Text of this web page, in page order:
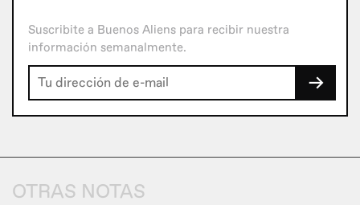
Suscribite a Buenos Aliens para recibir nuestra
información semanalmente.
→
OTRAS NOTAS